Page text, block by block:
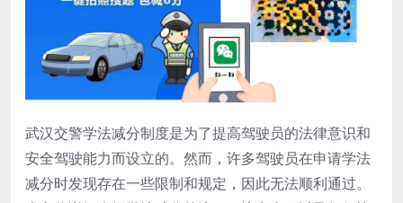
武汉交警学法减分制度是为了提高驾驶员的法律意识和
安全驾驶能力而设立的。然而，许多驾驶员在申请学法
减分时发现存在一些限制和规定，因此无法顺利通过。